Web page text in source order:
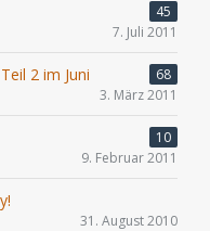
45
7. Juli 2011
2 im Juni
68
3. März 2011
10
9. Februar 2011
31. August 2010